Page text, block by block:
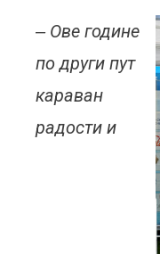
‒ Ове године
по други пут
караван
радости и